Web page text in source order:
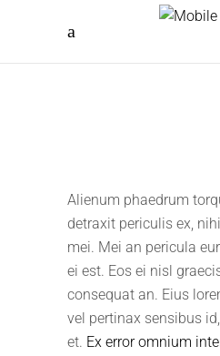
Alienum phaedrum
detraxit periculis ex,
mei. Mei an pericula
ei est. Eos ei nisl
consequat an. Eius
vel pertinax sensibus
et. Ex error omnium